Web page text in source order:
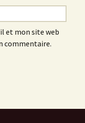
et mon site web
commentaire.